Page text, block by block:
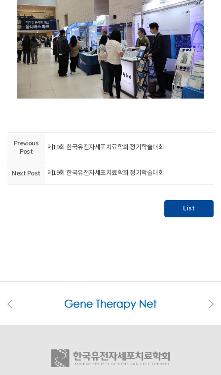
Previous
Post
제19회 한국유전자세포치료학회 정기학술대회
Next Post 제19회 한국유전자세포치료학회 정기학술대회
List